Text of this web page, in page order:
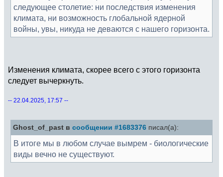
следующее столетие: ни последствия изменения
климата, ни возможность глобальной ядерной
войны, увы, никуда не деваются с нашего горизонта.
Изменения климата, скорее всего с этого горизонта
следует вычеркнуть.
-- 22.04.2025, 17:57 --
Ghost_of_past в сообщении #1683376 писал(а):
В итоге мы в любом случае вымрем - биологические
виды вечно не существуют.